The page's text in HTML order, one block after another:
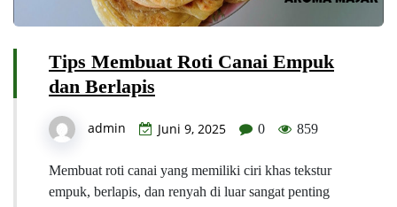
Tips Membuat Roti Canai Empuk
dan Berlapis
admin Juni 9, 2025 0 859
Membuat roti canai yang memiliki ciri khas tekstur
empuk, berlapis, dan renyah di luar sangat penting